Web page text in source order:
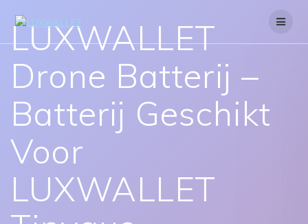
LUXWALLET
Drone Batterij –
Batterij Geschikt
Voor
LUXWALLET